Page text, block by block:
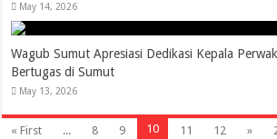
May 14, 2026
Wagub Sumut Apresiasi Dedikasi Kepala
Bertugas di Sumut
May 13, 2026
« First ... 8 9 10 11 12 »